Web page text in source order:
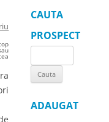
CAUTA
PROSPECT
for:
ADAUGAT